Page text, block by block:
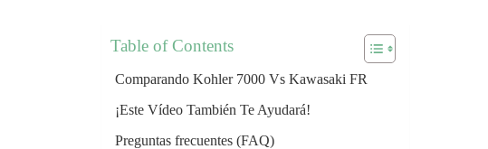
Table of Contents
Comparando Kohler 7000 Vs Kawasaki FR
¡Este Vídeo También Te Ayudará!
Preguntas frecuentes (FAQ)